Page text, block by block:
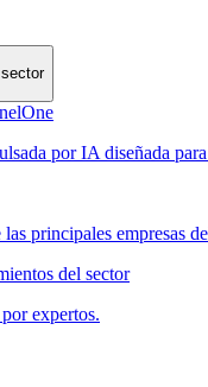
por IA diseñada
principales empresas
del sector
expertos.